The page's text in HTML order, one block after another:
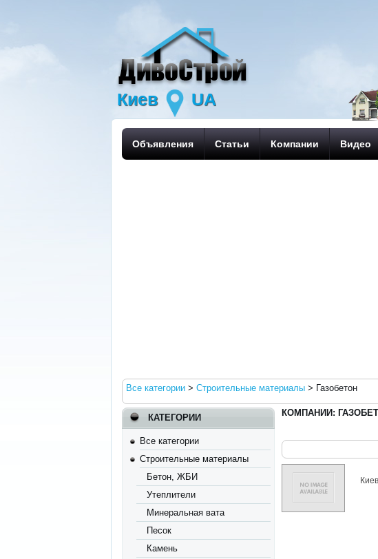
Киев UA
Объявления Статьи Компании Видео
Все категории >Строительные материалы > Газобетон
КАТЕГОРИИ
Все категории
Строительные материалы
Бетон, ЖБИ
Утеплители
Минеральная вата
Песок
Камень
КОМПАНИИ: